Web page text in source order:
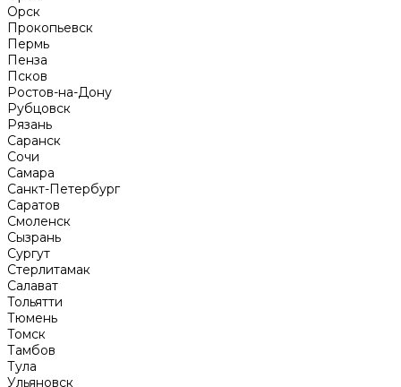
Орск
Прокопьевск
Пермь
Пенза
Псков
Ростов-на-Дону
Рубцовск
Рязань
Саранск
Сочи
Самара
Санкт-Петербург
Саратов
Смоленск
Сызрань
Сургут
Стерлитамак
Салават
Тольятти
Тюмень
Томск
Тамбов
Тула
Ульяновск